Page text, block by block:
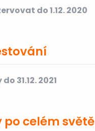
do 1.12. 2020
31.12. 2021
po celém světě